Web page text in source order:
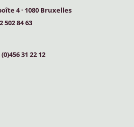
4· 1080 Bruxelles
502 84 63
31 22 12